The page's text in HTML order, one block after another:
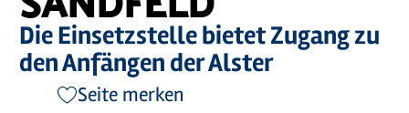
Die Einsetzstelle bietet Zugang zu
den Anfängen der Alster
Seite merken